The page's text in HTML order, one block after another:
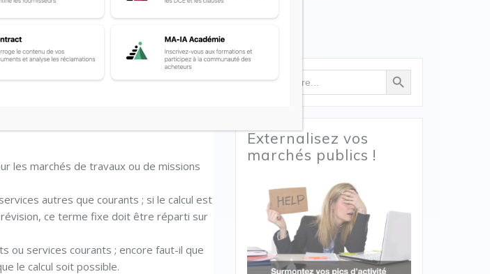
les marchés de travaux ou de missions
autres que courants ; si le calcul est
ce terme fixe doit être réparti sur
ou services courants ; encore faut-il que
le calcul soit possible.
for:
Search Button
Externalisez vos
marchés publics !